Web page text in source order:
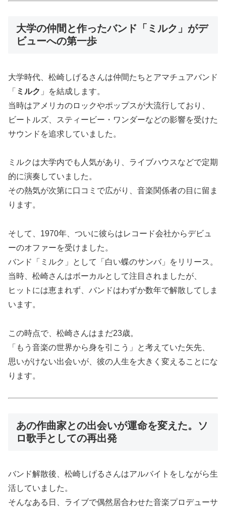
大学の仲間と作ったバンド「ミルク」がデ
ビューへの第一歩
大学時代、松崎しげるさんは仲間たちとアマチュアバンド
「 ミルク 」を結成します。
当時はアメリカのロックやポップスが大流行しており、
ビートルズ、スティービー・ワンダーなどの影響を受けた
サウンドを追求していました。
ミルクは大学内でも人気があり、ライブハウスなどで定期
的に演奏していました。
その熱気が次第に口コミで広がり、音楽関係者の目に留ま
ります。
そして、1970年、ついに彼らはレコード会社からデビュ
ーのオファーを受けました。
バンド「ミルク」として「白い蝶のサンバ」をリリース。
当時、松崎さんはボーカルとして注目されましたが、
ヒットには恵まれず、バンドはわずか数年で解散してしま
います。
この時点で、松崎さんはまだ23歳。
「もう音楽の世界から身を引こう」と考えていた矢先、
思いがけない出会いが、彼の人生を大きく変えることにな
ります。
あの作曲家との出会いが運命を変えた。ソ
ロ歌手としての再出発
バンド解散後、松崎しげるさんはアルバイトをしながら生
活していました。
そんなある日、ライブで偶然居合わせた音楽プロデューサ